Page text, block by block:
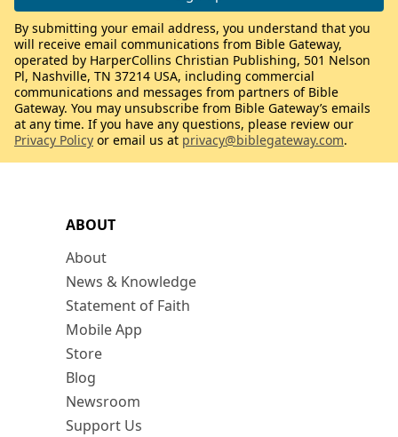
ABOUT
About
News & Knowledge
Statement of Faith
Mobile App
Store
Blog
Newsroom
Support Us
By submitting your email address, you understand that you
will receive email communications from Bible Gateway,
operated by HarperCollins Christian Publishing, 501 Nelson
Pl, Nashville, TN 37214 USA, including commercial
communications and messages from partners of Bible
Gateway. You may unsubscribe from Bible Gateway’s emails
at any time. If you have any questions, please review our
Privacy Policy or email us at privacy@biblegateway.com.